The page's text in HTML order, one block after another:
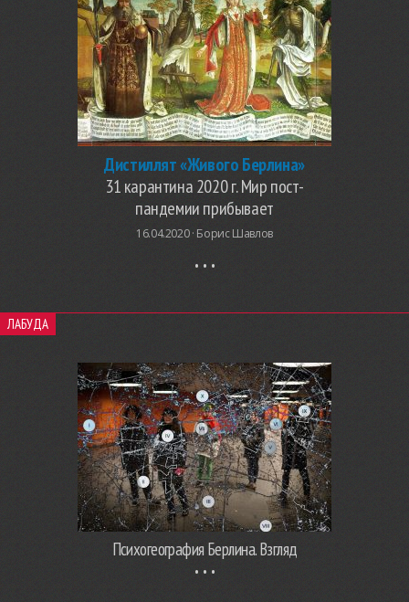
Дистиллят «Живого Берлина»
31 карантина 2020 г. Мир пост-
пандемии прибывает
16.04.2020 · Борис Шавлов
ЛАБУДА
Психогеография Берлина. Взгляд